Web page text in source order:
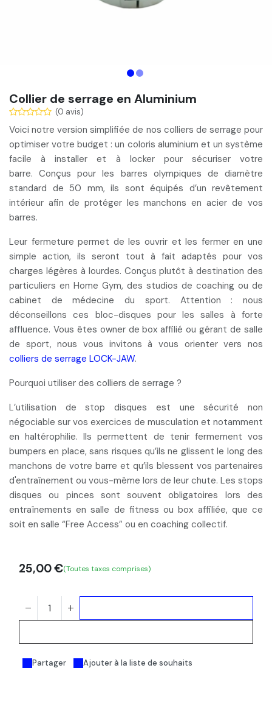
Collier de serrage en Aluminium
(0 avis)
Voici notre version simplifiée de nos colliers de serrage pour
optimiser votre budget : un coloris aluminium et un système
facile à installer et à locker pour sécuriser votre
barre. Conçus pour les barres olympiques de diamètre
standard de 50 mm, ils sont équipés d’un revêtement
intérieur afin de protéger les manchons en acier de vos
barres.
Leur fermeture permet deles ouvrir et les fermer en une
simple action, ils seront tout à fait adaptés pour vos
charges légères à lourdes. Conçus plutôt à destination des
particuliers en Home Gym, des studios de coaching ou de
cabinet de médecine du sport. Attention : nous
déconseillons ces bloc-disques pour les salles à forte
affluence. Vous êtes owner de box affilié ou gérant de salle
de sport, nous vous invitons à vous orienter vers nos
colliers de serrage LOCK-JAW.
Pourquoi utiliser des colliers de serrage ?
L’utilisation de stop disques est une sécurité non
négociable sur vos exercices de musculation et notamment
en haltérophilie. Ils permettent de tenir fermement vos
bumpers en place, sans risques qu’ils ne glissent le long des
manchons de votre barre et qu’ils blessent vos partenaires
d'entraînement ou vous-même lors de leur chute. Les stops
disques ou pinces sontsouvent obligatoires lors des
entraînements en salle de fitness ou box affiliée, que ce
soit en salle “Free Access” ou en coaching collectif.
Partager Ajouter à la liste de souhaits
25,00€(Toutes taxes comprises)